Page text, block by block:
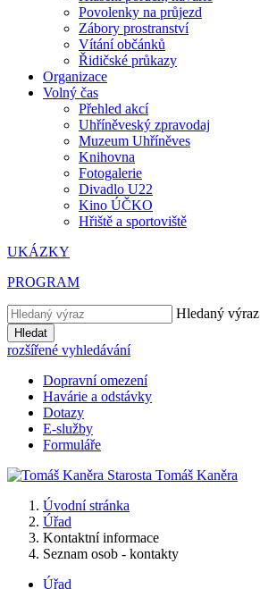
Povolenky na průjezd
Zábory prostranství
Vítání občánků
Řidičské průkazy
Organizace
Volný čas
Přehled akcí
Uhříněveský zpravodaj
Muzeum Uhříněves
Knihovna
Fotogalerie
Divadlo U22
Kino ÚČKO
Hřiště a sportoviště
UKÁZKY
PROGRAM
Hledaný výraz
Hledat
rozšířené vyhledávání
Dopravní omezení
Havárie a odstávky
Dotazy
E-služby
Formuláře
Starosta Tomáš Kaněra
Úvodní stránka
Úřad
Kontaktní informace
Seznam osob - kontakty
Úřad